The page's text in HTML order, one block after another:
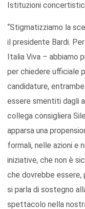
Istituzioni
“Stigmatizziamo la
il presidente Bardi.
Italia Viva – abbiamo
per chiedere ufficiale
candidature,
essere smentiti dagli
collega consigliera
apparsa una
formali, nelle azioni e
iniziative, che non è
che dovrebbe essere,
si parla di sostegno
spettacolo nella